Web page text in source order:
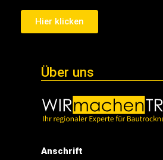
Hier klicken
Über uns
Anschrift